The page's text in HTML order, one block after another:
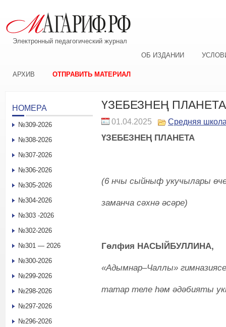
Электронный педагогический журнал
ОБ ИЗДАНИИ
АРХИВ ОТПРАВИТЬ МАТЕРИАЛ
ҮЗЕБЕЗНЕҢ ПЛАНЕТА
01.04.2025 Средняя
ҮЗЕБЕЗНЕҢ ПЛАНЕТА
(6 нчы сыйныф укучылары
заманча сәхнә әсәре)
Гөлфия НАСЫЙБУЛЛИНА,
«Адымнар–Чаллы»
татар теле һәм әдәбияты
НОМЕРА
№309-2026
№308-2026
№307-2026
№306-2026
№305-2026
№304-2026
№303 -2026
№302-2026
№301 — 2026
№300-2026
№299-2026
№298-2026
№297-2026
№296-2026